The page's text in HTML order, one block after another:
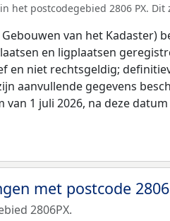
het postcodegebied 2806 PX.
van het
en ligplaatsen
en niet rechtsgeldig;
aanvullende gegevens
1 juli 2026, na deze
met postcode
2806PX.